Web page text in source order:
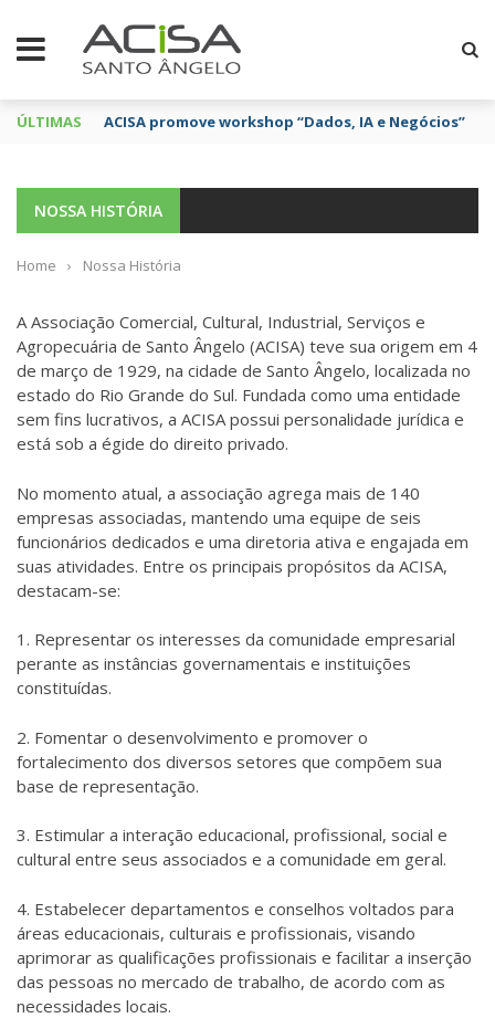
ÚLTIMAS ACISA promove workshop “Dados, IA e Negócios”
NOSSA HISTÓRIA
Home › Nossa História
A Associação Comercial, Cultural, Industrial, Serviços e
Agropecuária de Santo Ângelo (ACISA) teve sua origem em 4
de março de 1929, na cidade de Santo Ângelo, localizada no
estado do Rio Grande do Sul. Fundada como uma entidade
sem fins lucrativos, a ACISA possui personalidade jurídica e
está sob a égide do direito privado.
No momento atual, a associação agrega mais de 140
empresas associadas, mantendo uma equipe de seis
funcionários dedicados e uma diretoria ativa e engajada em
suas atividades. Entre os principais propósitos da ACISA,
destacam-se:
1. Representar os interesses da comunidade empresarial
perante as instâncias governamentais e instituições
constituídas.
2. Fomentar o desenvolvimento e promover o
fortalecimento dos diversos setores que compõem sua
base de representação.
3. Estimular a interação educacional, profissional, social e
cultural entre seus associados e a comunidade em geral.
4. Estabelecer departamentos e conselhos voltados para
áreas educacionais, culturais e profissionais, visando
aprimorar as qualificações profissionais e facilitar a inserção
das pessoas no mercado de trabalho, de acordo com as
necessidades locais.